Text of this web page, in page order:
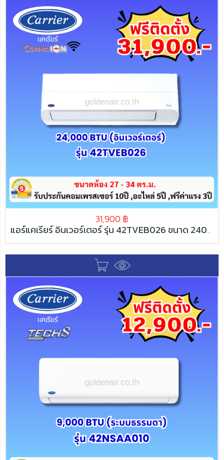
31,900 ฿
แอร์แคเรียร์ อินเวอร์เตอร์ รุ่น 42TVEB026 ขนาด 24000 BTU